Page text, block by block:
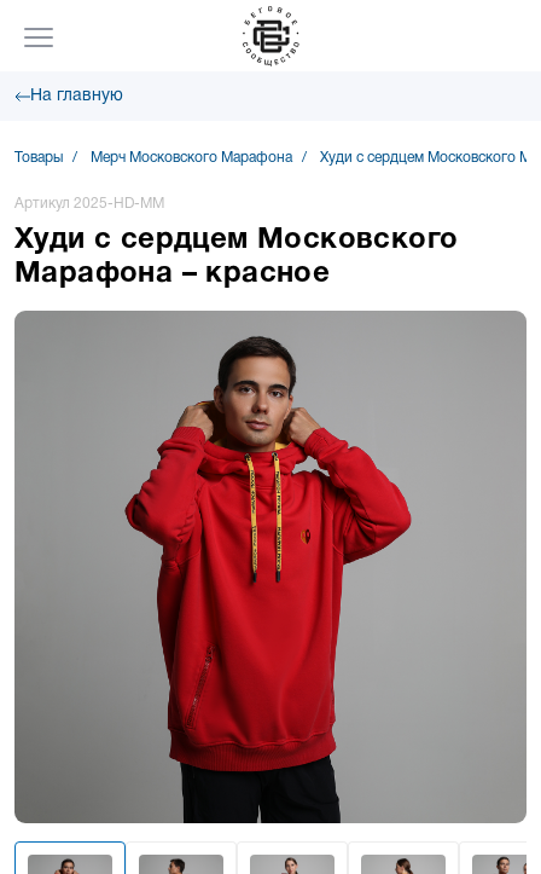
На главную
Товары Мерч Московского Марафона Худи с сердцем Московского
Артикул 2025-HD-MM
Худи с сердцем Московского
Марафона – красное